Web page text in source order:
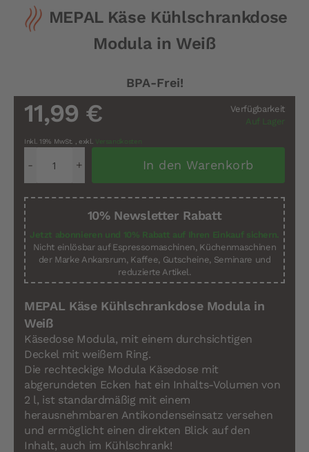
Anfang
der
MEPAL Käse Kühlschrankdose
Modula in Weiß
BPA-Frei!
Verfügbarkeit
Auf Lager
11,99 €
Inkl. 19% MwSt. , exkl. Versandkosten
In den Warenkorb
10% Newsletter Rabatt
Jetzt abonnieren und 10% Rabatt auf Ihren Einkauf sichern.
Nicht einlösbar auf Espressomaschinen, Küchenmaschinen
der Marke Ankarsrum, Kaffee, Gutscheine, Seminare und
reduzierte Artikel.
MEPAL Käse Kühlschrankdose Modula in
Weiß
Käsedose Modula, mit einem durchsichtigen
Deckel mit weißem Ring.
Die rechteckige Modula Käsedose mit
abgerundeten Ecken hat ein Inhalts-Volumen von
2 l, ist standardmäßig mit einem
herausnehmbaren Antikondenseinsatz versehen
und ermöglicht einen direkten Blick auf den
Inhalt, auch im Kühlschrank!